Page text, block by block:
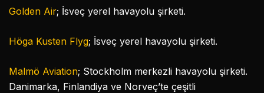
Golden Air; İsveç yerel havayolu şirketi.
Höga Kusten Flyg; İsveç yerel havayolu şirketi.
Malmö Aviation; Stockholm merkezli havayolu şirketi.
Danimarka, Finlandiya ve Norveç’te çeşitli